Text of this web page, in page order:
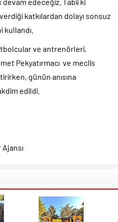
katkılardan dolayı sonsuz
ve antrenörleri,
Pekyatırmacı ve meclis
günün anısına
edildi.